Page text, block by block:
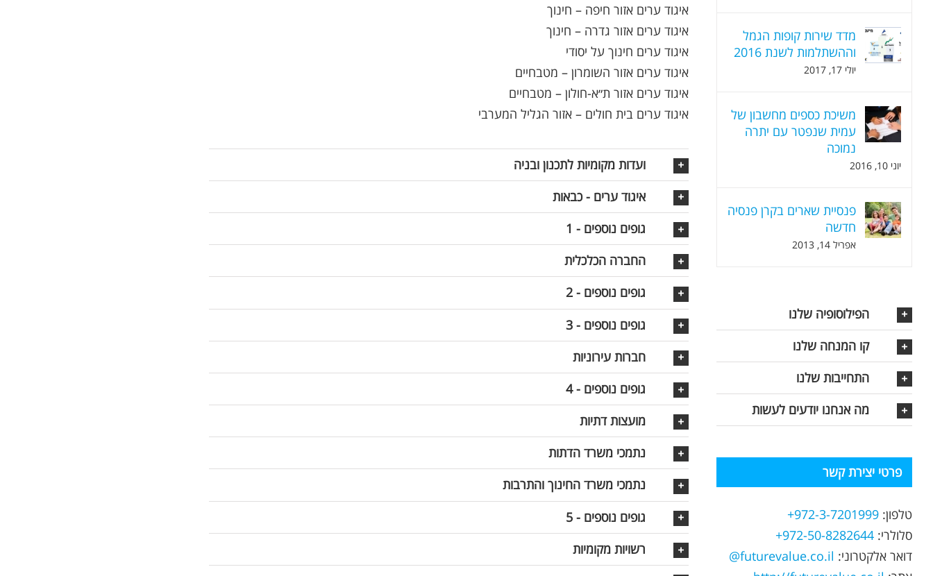
איגוד ערים אזור חיפה – חינוך
איגוד ערים אזור גדרה – חינוך
איגוד ערים חינוך על יסודי
איגוד ערים אזור השומרון – מטבחיים
איגוד ערים אזור ת״א-חולון – מטבחיים
איגוד ערים בית חולים – אזור הגליל המערבי
ועדות מקומיות לתכנון ובניה
איגוד ערים - כבאות
גופים נוספים - 1
החברה הכלכלית
גופים נוספים - 2
גופים נוספים - 3
חברות עירוניות
גופים נוספים - 4
מועצות דתיות
נתמכי משרד הדתות
נתמכי משרד החינוך והתרבות
גופים נוספים - 5
רשויות מקומיות
מדד שירות קופות הגמל
וההשתלמות לשנת 2016
יולי 17, 2017
משיכת כספים מחשבון של
עמית שנפטר עם יתרה
נמוכה
יוני 10, 2016
פנסיית שארים בקרן פנסיה
חדשה
אפריל 14, 2013
הפילוסופיה שלנו
קו המנחה שלנו
התחייבות שלנו
מה אנחנו יודעים לעשות
פרטי יצירת קשר
טלפון:972-3-7201999+
סלולרי:972-50-8282644+
דואר אלקטרוני: futurevalue.co.il@